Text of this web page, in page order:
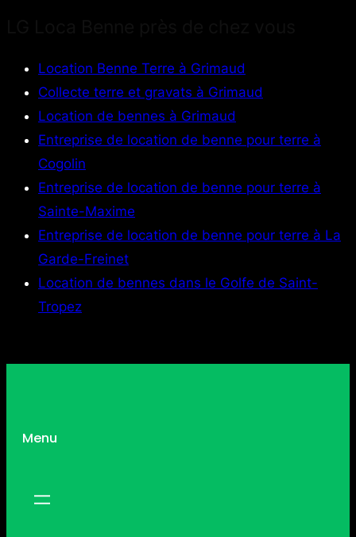
Location Benne Terre à Grimaud
Collecte terre et gravats à Grimaud
Location de bennes à Grimaud
Entreprise de location de benne pour terre à
Cogolin
Entreprise de location de benne pour terre à
Sainte-Maxime
Entreprise de location de benne pour terre à La
Garde-Freinet
Location de bennes dans le Golfe de Saint-
Tropez
Menu